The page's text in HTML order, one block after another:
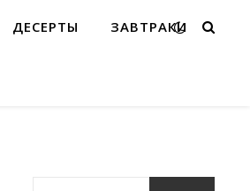
ДЕСЕРТЫ ЗАВТРАКИ